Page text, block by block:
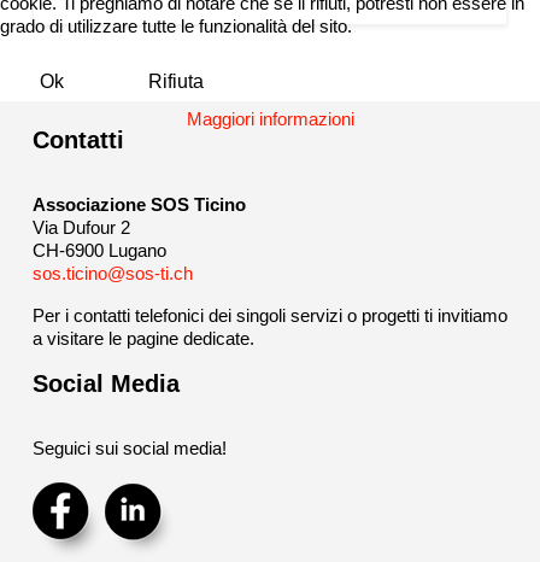
Contatti
Associazione SOS Ticino
Via Dufour 2
CH-6900 Lugano
sos.ticino@sos-ti.ch
Per i contatti telefonici dei singoli servizi o progetti ti invitiamo
a visitare le pagine dedicate.
Social Media
Seguici sui social media!
grado di utilizzare tutte le funzionalità del sito.
Ok
Rifiuta
Maggiori informazioni